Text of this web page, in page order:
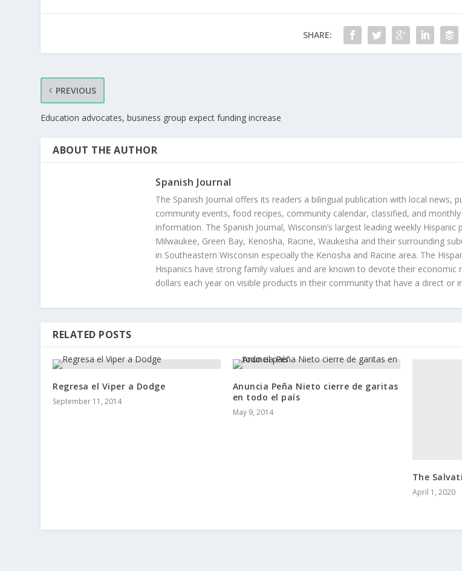
SHARE:
PREVIOUS
Education advocates, business group expect funding increase
ABOUT THE AUTHOR
Spanish Journal
The Spanish Journal offers its readers a bilingual publication with local news,
community events, food recipes, community calendar, classified, and
information. The Spanish Journal, Wisconsin’s largest leading weekly
Milwaukee, Green Bay, Kenosha, Racine, Waukesha and their surrounding
in Southeastern Wisconsin especially the Kenosha and Racine area. The
Hispanics have strong family values and are known to devote their
dollars each year on visible products in their community that have a direct or
RELATED POSTS
Regresa el Viper a Dodge
September 11, 2014
Anuncia Peña Nieto cierre de garitas
en todo el país
May 9, 2014
The
April 1, 2020